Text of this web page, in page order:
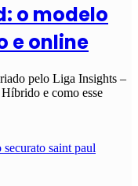
o modelo
e online
pelo Liga Insights –
e como esse